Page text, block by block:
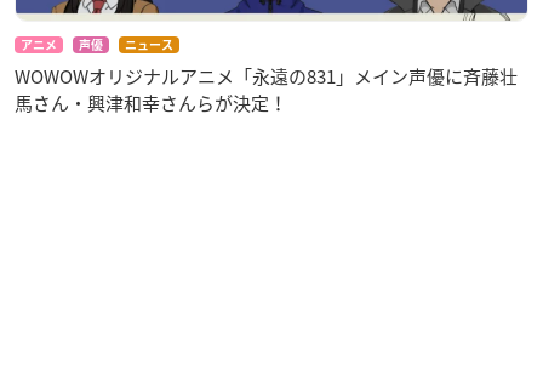
アニメ 声優 ニュース
WOWOWオリジナルアニメ「永遠の831」メイン声優に斉藤壮
馬さん・興津和幸さんらが決定！